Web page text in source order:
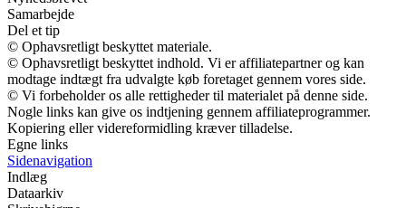
Samarbejde
Del et tip
© Ophavsretligt beskyttet materiale.
© Ophavsretligt beskyttet indhold. Vi er affiliatepartner og kan
modtage indtægt fra udvalgte køb foretaget gennem vores side.
© Vi forbeholder os alle rettigheder til materialet på denne side.
Nogle links kan give os indtjening gennem affiliateprogrammer.
Kopiering eller videreformidling kræver tilladelse.
Egne links
Sidenavigation
Indlæg
Dataarkiv